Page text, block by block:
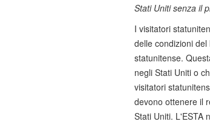
Stati Uniti senza il
I visitatori
delle condizioni
statunitense.
negli Stati Uniti o
visitatori
devono ottenere il
Stati Uniti. L'ESTA